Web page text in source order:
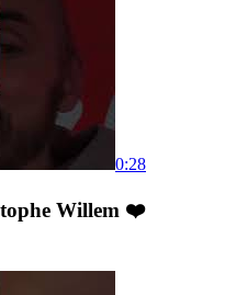
0:28
Willem ❤️